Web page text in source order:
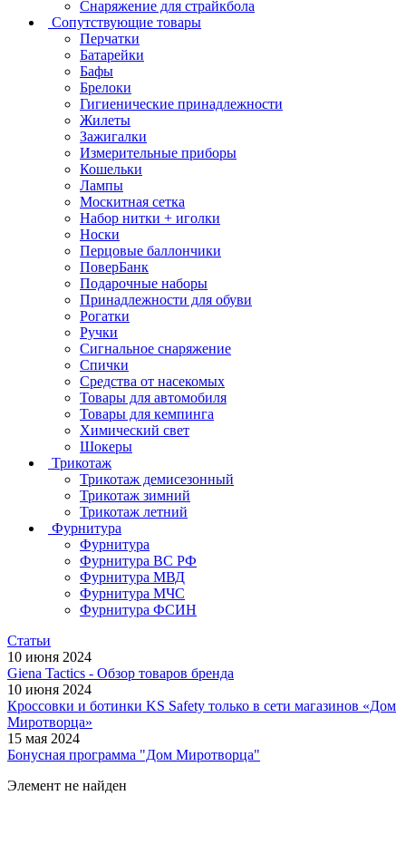
Снаряжение для страйкбола
Сопутствующие товары
Перчатки
Батарейки
Бафы
Брелоки
Гигиенические принадлежности
Жилеты
Зажигалки
Измерительные приборы
Кошельки
Лампы
Москитная сетка
Набор нитки + иголки
Носки
Перцовые баллончики
ПоверБанк
Подарочные наборы
Принадлежности для обуви
Рогатки
Ручки
Сигнальное снаряжение
Спички
Средства от насекомых
Товары для автомобиля
Товары для кемпинга
Химический свет
Шокеры
Трикотаж
Трикотаж демисезонный
Трикотаж зимний
Трикотаж летний
Фурнитура
Фурнитура
Фурнитура ВС РФ
Фурнитура МВД
Фурнитура МЧС
Фурнитура ФСИН
Статьи
10 июня 2024
Giena Tactics - Обзор товаров бренда
10 июня 2024
Кроссовки и ботинки KS Safety только в сети магазинов «Дом
Миротворца»
15 мая 2024
Бонусная программа "Дом Миротворца"
Элемент не найден